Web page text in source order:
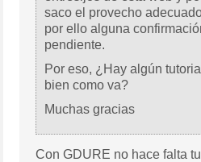
saco el provecho
por ello alguna
pendiente.
Por eso, ¿Hay algún
bien como va?
Muchas gracias
Con GDURE no hace falta